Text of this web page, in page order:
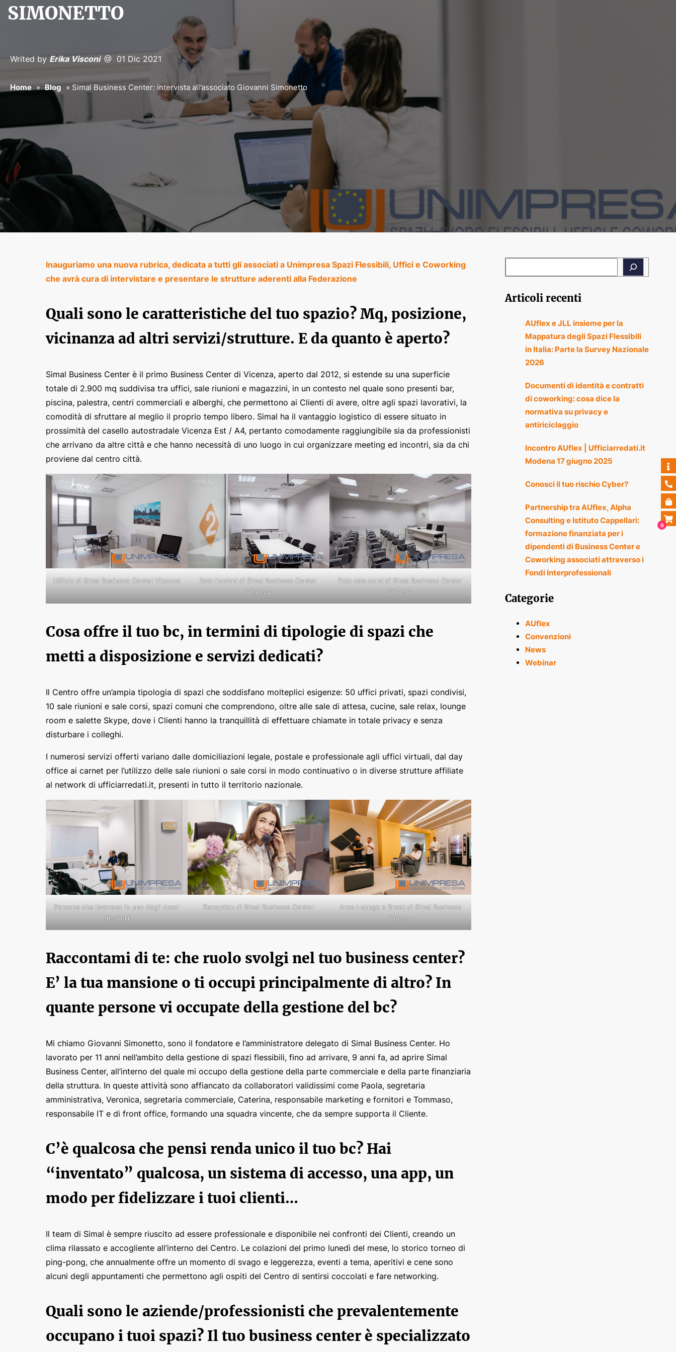
0
SIMONETTO
Writed by Erika Visconi @ 01 Dic 2021
Home » Blog » Simal Business Center: intervista all’associato Giovanni Simonetto
Inauguriamo una nuova rubrica, dedicata a tutti gli associati a Unimpresa Spazi Flessibili, Uffici e Coworking
che avrà cura di intervistare e presentare le strutture aderenti alla Federazione
Quali sono le caratteristiche del tuo spazio? Mq, posizione,
vicinanza ad altri servizi/strutture. E da quanto è aperto?
Simal Business Center è il primo Business Center di Vicenza, aperto dal 2012, si estende su una superficie
totale di 2.900 mq suddivisa tra uffici, sale riunioni e magazzini, in un contesto nel quale sono presenti bar,
piscina, palestra, centri commerciali e alberghi, che permettono ai Clienti di avere, oltre agli spazi lavorativi, la
comodità di sfruttare al meglio il proprio tempo libero. Simal ha il vantaggio logistico di essere situato in
prossimità del casello autostradale Vicenza Est / A4, pertanto comodamente raggiungibile sia da professionisti
che arrivano da altre città e che hanno necessità di uno luogo in cui organizzare meeting ed incontri, sia da chi
proviene dal centro città.
Ufficio di Simal Business Center Vicenza
Sala riunioni di Simal Business Center
Vicenza
Foto sala corsi di Simal Business Center
Vicenza
Cosa offre il tuo bc, in termini di tipologie di spazi che
metti a disposizione e servizi dedicati?
Il Centro offre un’ampia tipologia di spazi che soddisfano molteplici esigenze: 50 uffici privati, spazi condivisi,
10 sale riunioni e sale corsi, spazi comuni che comprendono, oltre alle sale di attesa, cucine, sale relax, lounge
room e salette Skype, dove i Clienti hanno la tranquillità di effettuare chiamate in totale privacy e senza
disturbare i colleghi.
I numerosi servizi offerti variano dalle domiciliazioni legale, postale e professionale agli uffici virtuali, dal day
office ai carnet per l’utilizzo delle sale riunioni o sale corsi in modo continuativo o in diverse strutture affiliate
al network di ufficiarredati.it, presenti in tutto il territorio nazionale.
Persone che lavorano in uno degli spazi
flessibili
Reception di Simal Business Center
Area Luonge e Break di Simal Business
Center
Raccontami di te: che ruolo svolgi nel tuo business center?
E’ la tua mansione o ti occupi principalmente di altro? In
quante persone vi occupate della gestione del bc?
Mi chiamo Giovanni Simonetto, sono il fondatore e l’amministratore delegato di Simal Business Center. Ho
lavorato per 11 anni nell’ambito della gestione di spazi flessibili, fino ad arrivare, 9 anni fa, ad aprire Simal
Business Center, all’interno del quale mi occupo della gestione della parte commerciale e della parte finanziaria
della struttura. In queste attività sono affiancato da collaboratori validissimi come Paola, segretaria
amministrativa, Veronica, segretaria commerciale, Caterina, responsabile marketing e fornitori e Tommaso,
responsabile IT e di front office, formando una squadra vincente, che da sempre supporta il Cliente.
C’è qualcosa che pensi renda unico il tuo bc? Hai
“inventato” qualcosa, un sistema di accesso, una app, un
modo per fidelizzare i tuoi clienti…
Il team di Simal è sempre riuscito ad essere professionale e disponibile nei confronti dei Clienti, creando un
clima rilassato e accogliente all’interno del Centro. Le colazioni del primo lunedì del mese, lo storico torneo di
ping-pong, che annualmente offre un momento di svago e leggerezza, eventi a tema, aperitivi e cene sono
alcuni degli appuntamenti che permettono agli ospiti del Centro di sentirsi coccolati e fare networking.
Quali sono le aziende/professionisti che prevalentemente
occupano i tuoi spazi? Il tuo business center è specializzato
Articoli recenti
AUflex e JLL insieme per la
Mappatura degli Spazi Flessibili
in Italia: Parte la Survey Nazionale
2026
Documenti di identità e contratti
di coworking: cosa dice la
normativa su privacy e
antiriciclaggio
Incontro AUflex | Ufficiarredati.it
Modena 17 giugno 2025
Conosci il tuo rischio Cyber?
Partnership tra AUflex, Alpha
Consulting e Istituto Cappellari:
formazione finanziata per i
dipendenti di Business Center e
Coworking associati attraverso i
Fondi Interprofessionali
Categorie
AUflex
Convenzioni
News
Webinar